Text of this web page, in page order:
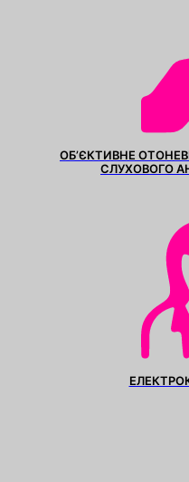
ОБ’ЄКТИВНЕ
СЛУХОВОГО